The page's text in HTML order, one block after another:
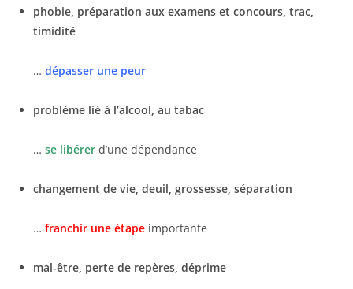
phobie, préparation aux examens et concours, trac,
timidité
…dépasser une peur
problème lié à l’alcool, au tabac
…se libérer d’une dépendance
changement de vie, deuil, grossesse, séparation
…franchir une étape importante
mal-être, perte de repères, déprime